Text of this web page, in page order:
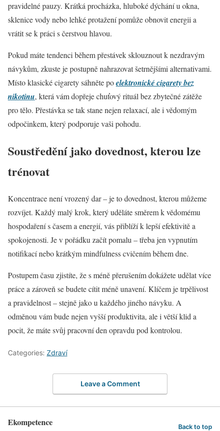
pravidelné pauzy. Krátká procházka, hluboké dýchání u okna,
sklenice vody nebo lehké protažení pomůže obnovit energii a
vrátit se k práci s čerstvou hlavou.
Pokud máte tendenci během přestávek sklouznout k nezdravým
návykům, zkuste je postupně nahrazovat šetrnějšími alternativami.
Místo klasické cigarety sáhněte poelektronické cigarety bez
nikotinu, která vám dopřeje chuťový rituál bez zbytečné zátěže
pro tělo. Přestávka se tak stane nejen relaxací, ale i vědomým
odpočinkem, který podporuje vaši pohodu.
Soustředění jako dovednost, kterou lze
trénovat
Koncentrace není vrozený dar – je to dovednost, kterou můžeme
rozvíjet. Každý malý krok, který uděláte směrem k vědomému
hospodaření s časem a energií, vás přiblíží k lepší efektivitě a
spokojenosti. Je v pořádku začít pomalu – třeba jen vypnutím
notifikací nebo krátkým mindfulness cvičením během dne.
Postupem času zjistíte, že s méně přerušením dokážete udělat více
práce a zároveň se budete cítit méně unavení. Klíčem je trpělivost
a pravidelnost – stejně jako u každého jiného návyku. A
odměnou vám bude nejen vyšší produktivita, ale i větší klid a
pocit, že máte svůj pracovní den opravdu pod kontrolou.
Categories: Zdraví
Leave a Comment
Ekompetence Back to top